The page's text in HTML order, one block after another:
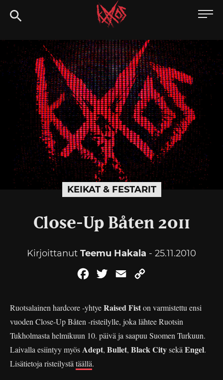
Siirry
suoraan
Kaaoszine
KEIKAT & FESTARIT
Close-Up Båten 2011
Kirjoittanut Teemu Hakala - 25.11.2010
FacebookTwitterEmail
Ruotsalainen hardcore -yhtyeRaised Fiston varmistettu ensi
vuoden Close-Up Båten -risteilylle, joka lähtee Ruotsin
Tukholmasta helmikuun 10. päivä ja saapuu Suomen Turkuun.
Laivalla esiintyy myösAdept, Bullet, Black Citysekä Engel.
Lisätietoja risteilystä täällä.